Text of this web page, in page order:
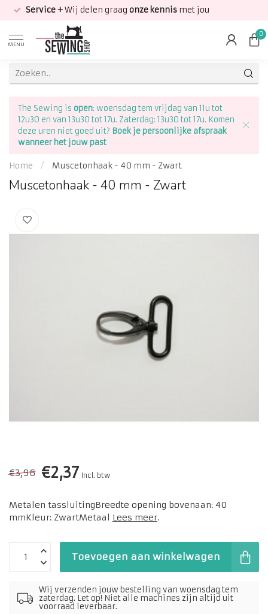
Service +Wij delen graag onze kennis met jou
MENU
0
The Sewing is open: woensdag tem vrijdag van 11u tot
12u30 en van 13u30 tot 17u. Zaterdag: 13u30 tot 17u. Komen
deze uren niet goed uit? Boek je persoonlijke afspraak
wanneer het jouw past
Home / Muscetonhaak - 40 mm - Zwart
Muscetonhaak - 40 mm - Zwart
€3,96 €2,37 Incl. btw
Metalen tassluitingBreedte opening bovenaan: 40
mmKleur: ZwartMetaal Lees meer.
Toevoegen aan winkelwagen
Wij verzenden jouw bestelling van woensdag tem
zaterdag. Let op! Niet alle machines zijn altijd uit
voorraad leverbaar.